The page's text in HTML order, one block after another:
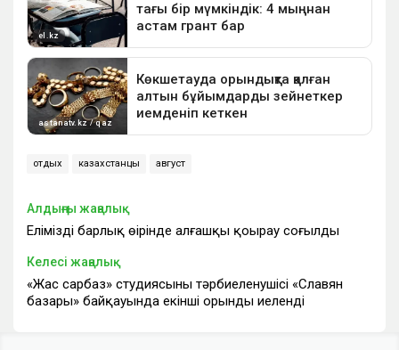
отдых казахстанцы август
Алдыңғы жаңалық
Еліміздің барлық өңірінде алғашқы қоңырау соғылды
Келесі жаңалық
«Жас сарбаз» студиясының тәрбиеленушісі «Славян
базары» байқауында екінші орынды иеленді